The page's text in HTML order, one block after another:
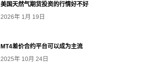
美国天然气期货投资的行情好不好
2026年 1月 19日
MT4差价合约平台可以成为主流
2025年 10月 24日